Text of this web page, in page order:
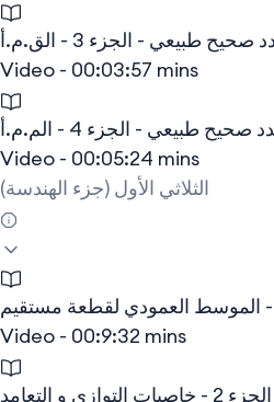
Video - 00:03:57 mins
Video - 00:05:24 mins
الثلاثي الأول (جزء الهندسة)
Video - 00:9:32 mins